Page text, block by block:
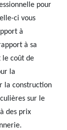
pour
ci vous
à
à sa
le coût de
la
la construction
sur le
des prix